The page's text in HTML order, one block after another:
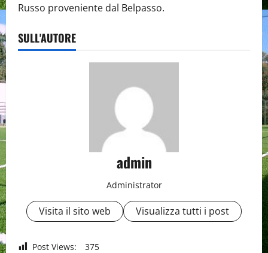
Russo proveniente dal Belpasso.
SULL'AUTORE
admin
Administrator
Visita il sito web Visualizza tutti i post
Post Views: 375